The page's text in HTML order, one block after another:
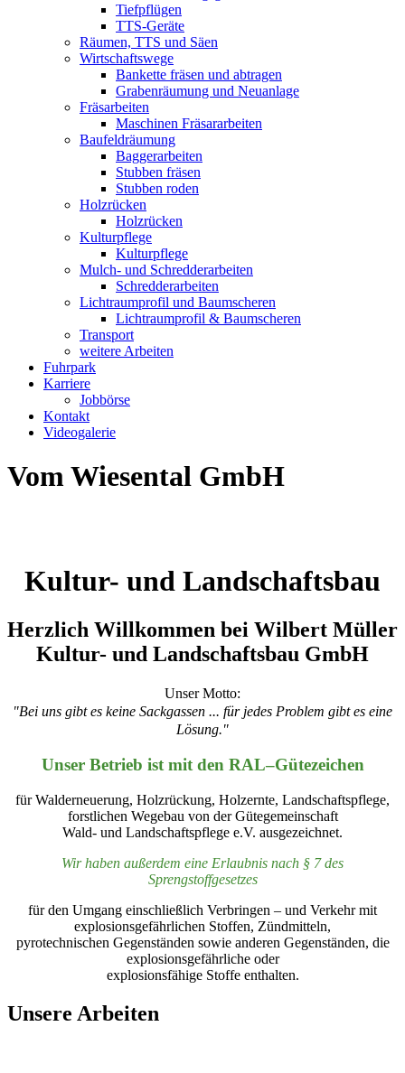
Tiefpflügen
TTS-Geräte
Räumen, TTS und Säen
Wirtschaftswege
Bankette fräsen und abtragen
Grabenräumung und Neuanlage
Fräsarbeiten
Maschinen Fräsararbeiten
Baufeldräumung
Baggerarbeiten
Stubben fräsen
Stubben roden
Holzrücken
Holzrücken
Kulturpflege
Kulturpflege
Mulch- und Schredderarbeiten
Schredderarbeiten
Lichtraumprofil und Baumscheren
Lichtraumprofil & Baumscheren
Transport
weitere Arbeiten
Fuhrpark
Karriere
Jobbörse
Kontakt
Videogalerie
Vom Wiesental GmbH
Kultur- und Landschaftsbau
Herzlich Willkommen bei Wilbert Müller
Kultur- und Landschaftsbau GmbH
Unser Motto:
"Bei uns gibt es keine Sackgassen ... für jedes Problem gibt es eine
Lösung."
Unser Betrieb ist mit den RAL–Gütezeichen
für Walderneuerung, Holzrückung, Holzernte, Landschaftspflege,
forstlichen Wegebau von der Gütegemeinschaft
Wald- und Landschaftspflege e.V. ausgezeichnet.
Wir haben außerdem eine Erlaubnis nach § 7 des
Sprengstoffgesetzes
für den Umgang einschließlich Verbringen – und Verkehr mit
explosionsgefährlichen Stoffen, Zündmitteln,
pyrotechnischen Gegenständen sowie anderen Gegenständen, die
explosionsgefährliche oder
explosionsfähige Stoffe enthalten.
Unsere Arbeiten